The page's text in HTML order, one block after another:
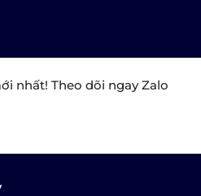
nhất! Theo dõi ngay Zalo